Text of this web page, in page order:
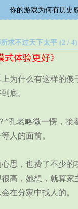
你的游戏为何有历史
求不过天下太平 (2 / 4)
式体验更好》
什么有这样的傻
底。
老略微一愣，接
人的面前。
，也费了不少的
高，她想，就算家
在分家中找人的。